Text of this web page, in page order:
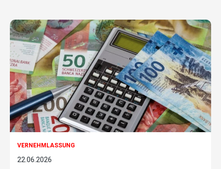
VERNEHMLASSUNG
22.06.2026